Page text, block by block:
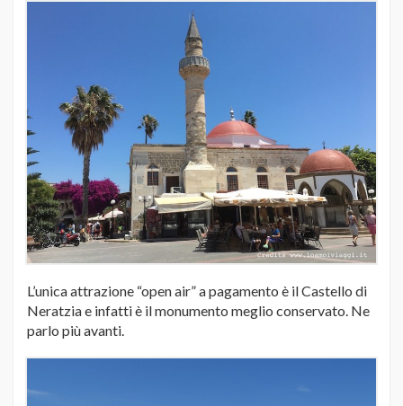
L’unica attrazione “open air” a pagamento è il Castello di
Neratzia e infatti è il monumento meglio conservato. Ne
parlo più avanti.